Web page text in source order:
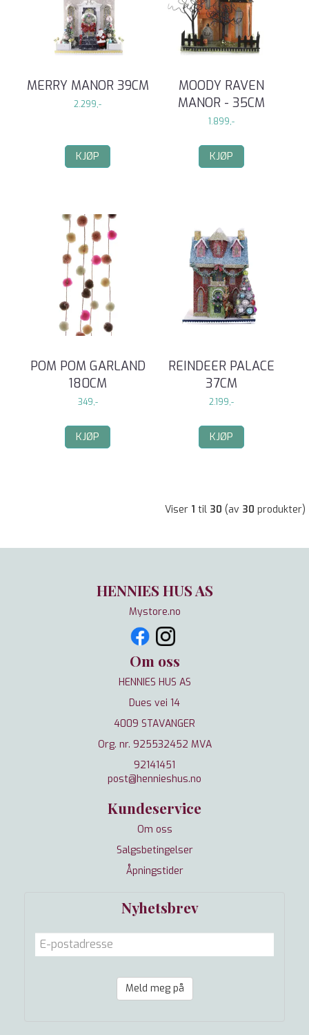
MERRY MANOR 39CM
2.299,-
KJØP
MOODY RAVEN
MANOR - 35CM
1.899,-
KJØP
POM POM GARLAND
180CM
349,-
KJØP
REINDEER PALACE
37CM
2.199,-
KJØP
Viser 1 til 30 (av 30 produkter)
HENNIES HUS AS
Mystore.no
Om oss
HENNIES HUS AS
Dues vei 14
4009 STAVANGER
Org. nr. 925532452 MVA
92141451
post@hennieshus.no
Kundeservice
Om oss
Salgsbetingelser
Åpningstider
Nyhetsbrev
Meld meg på